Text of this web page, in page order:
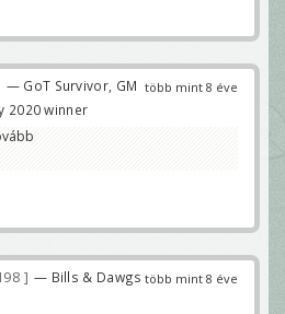
több mint 8 éve
— GoT Survivor, GM
2020 winner
több mint 8 éve
— Bills & Dawgs